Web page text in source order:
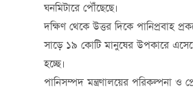
ঘনমিটারে পৌঁছেছে।
দক্ষিণ থেকে উত্তর দিকে পানিপ্রবাহ
সাড়ে ১৯ কোটি মানুষের উপকারে
হচ্ছে।
পানিসম্পদ মন্ত্রণালয়ের পরিকল্পনা ও